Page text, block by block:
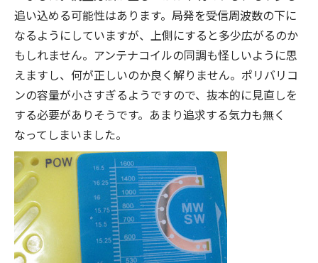
追い込める可能性はあります。局発を受信周波数の下に
なるようにしていますが、上側にすると多少広がるのか
もしれません。アンテナコイルの同調も怪しいように思
えますし、何が正しいのか良く解りません。ポリバリコ
ンの容量が小さすぎるようですので、抜本的に見直しを
する必要がありそうです。あまり追求する気力も無く
なってしまいました。